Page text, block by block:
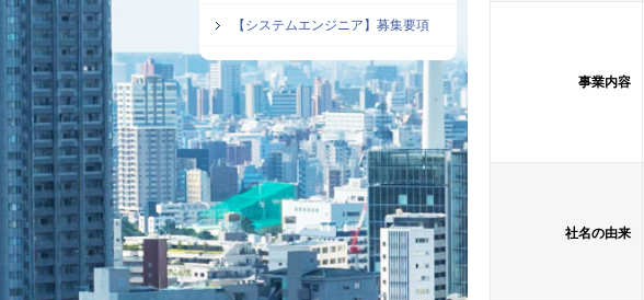
【システムエンジニア】募集要項
事業内容
社名の由来